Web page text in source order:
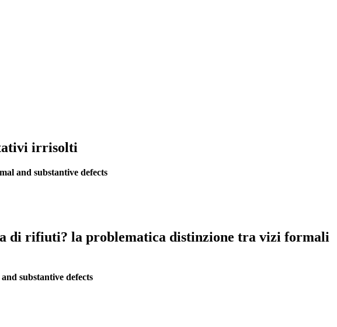
irrisolti
and substantive defects
di rifiuti? la problematica distinzione tra vizi formali
substantive defects